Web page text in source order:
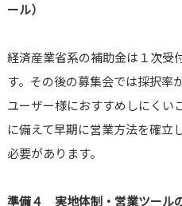
ール）
経済産業省系の補助金は１次受
す。その後の募集会では採択率
ユーザー様におすすめしにくい
に備えて早期に営業方法を確立
必要があります。
準備４ 実地体制・営業ツール